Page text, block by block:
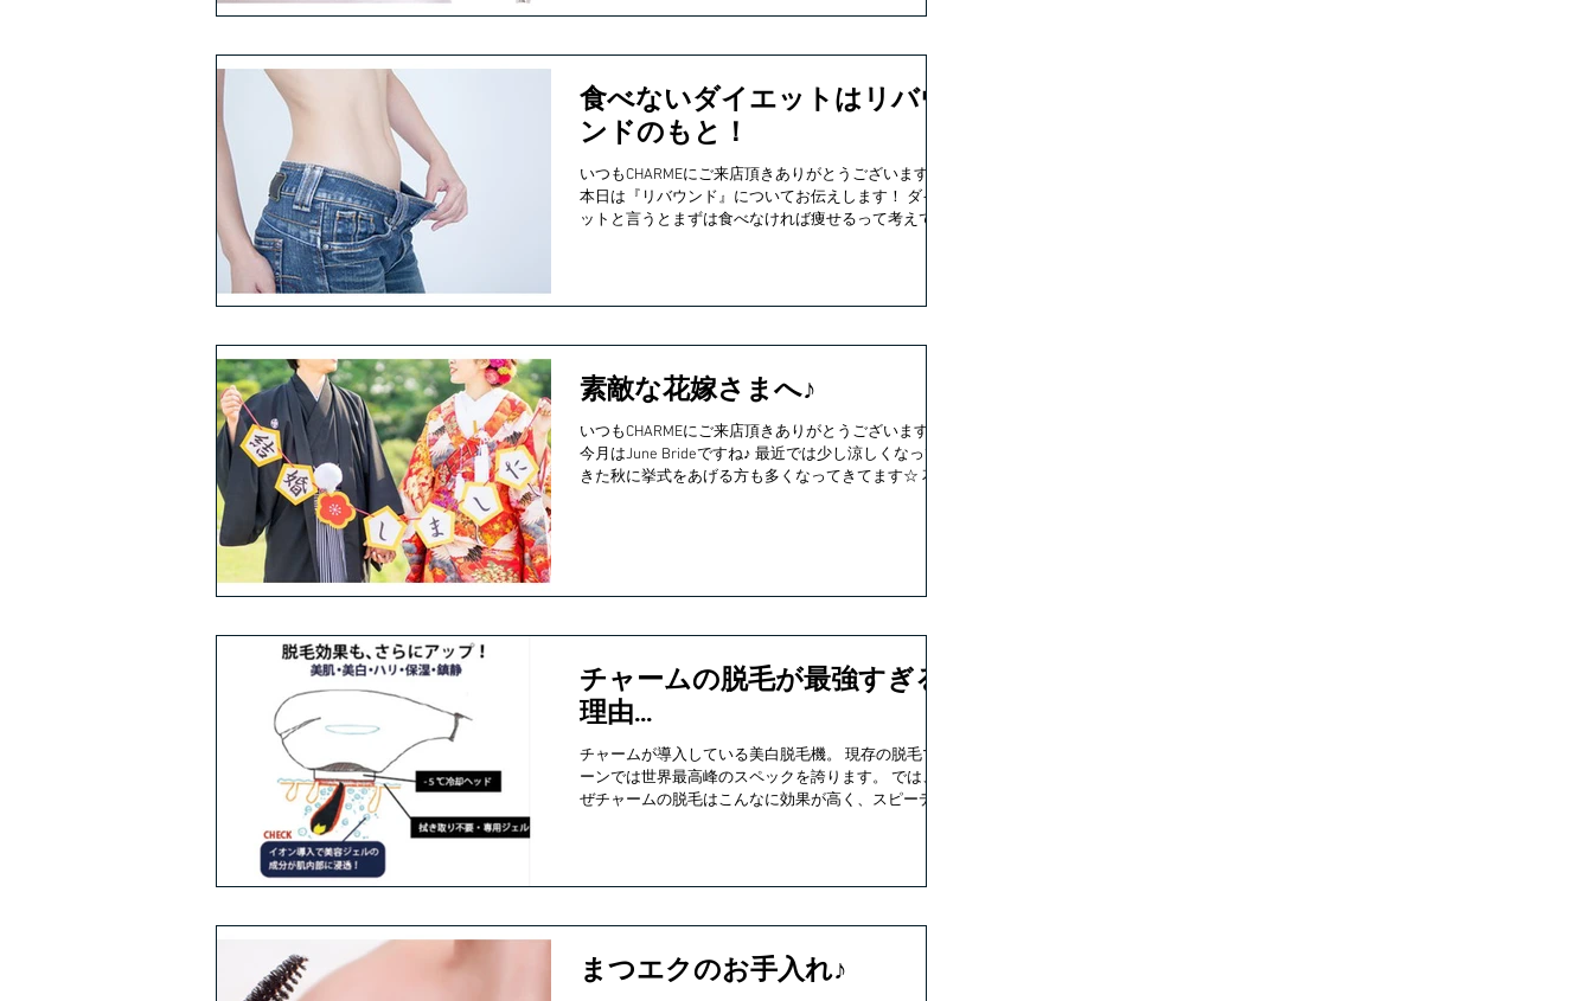
食べないダイエットはリバウ
ンドのもと！
いつもCHARMEにご来店頂きありがとうございます♪
本日は『リバウンド』についてお伝えします！ ダイエ
ットと言うとまずは食べなければ痩せるって考えてい
素敵な花嫁さまへ♪
いつもCHARMEにご来店頂きありがとうございます☆
今月はJune Brideですね♪ 最近では少し涼しくなって
きた秋に挙式をあげる方も多くなってきてます☆ 花嫁
チャームの脱毛が最強すぎる
理由…
チャームが導入している美白脱毛機。 現存の脱毛マシ
ーンでは世界最高峰のスペックを誇ります。 では、な
ぜチャームの脱毛はこんなに効果が高く、スピーディ
まつエクのお手入れ♪